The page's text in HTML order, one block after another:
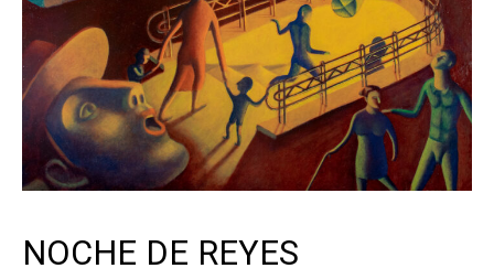
NOCHE DE REYES